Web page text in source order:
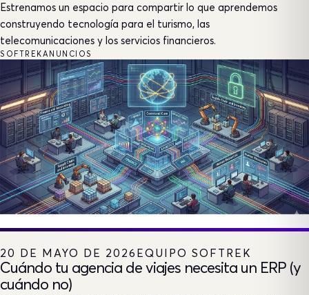
Estrenamos un espacio para compartir lo que aprendemos
construyendo tecnología para el turismo, las
telecomunicaciones y los servicios financieros.
SOFTREK ANUNCIOS
20 DE MAYO DE 2026 EQUIPO SOFTREK
Cuándo tu agencia de viajes necesita un ERP (y
cuándo no)